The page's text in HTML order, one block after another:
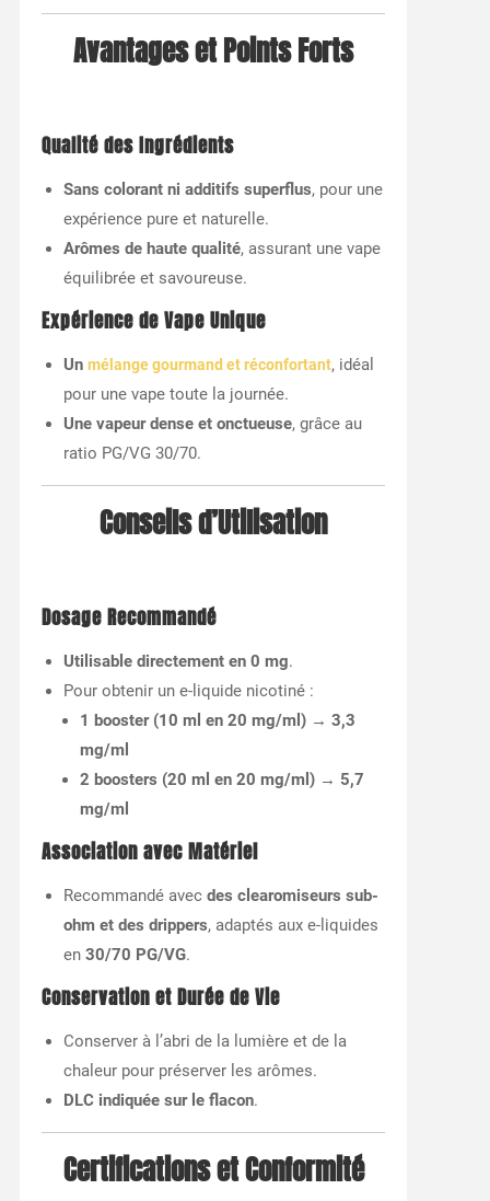
Avantages et Points Forts
Qualité des Ingrédients
Sans colorant ni additifs superflus, pour une
expérience pure et naturelle.
Arômes de haute qualité, assurant une vape
équilibrée et savoureuse.
Expérience de Vape Unique
Un mélange gourmand et réconfortant, idéal
pour une vape toute la journée.
Une vapeur dense et onctueuse, grâce au
ratio PG/VG 30/70.
Conseils d’Utilisation
Dosage Recommandé
Utilisable directement en 0 mg.
Pour obtenir un e-liquide nicotiné :
1 booster (10 ml en 20 mg/ml) → 3,3
mg/ml
2 boosters (20 ml en 20 mg/ml) → 5,7
mg/ml
Association avec Matériel
Recommandé avec des clearomiseurs sub-
ohm et des drippers, adaptés aux e-liquides
en 30/70 PG/VG.
Conservation et Durée de Vie
Conserver à l’abri de la lumière et de la
chaleur pour préserver les arômes.
DLC indiquée sur le flacon.
Certifications et Conformité